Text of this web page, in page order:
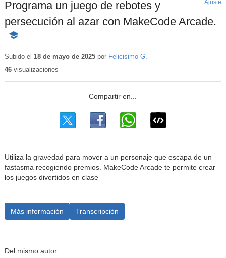
Programa un juego de rebotes y
persecución al azar con MakeCode Arcade.
-
educativo
Ajuste
Subido el 18 de mayo de 2025por Felicisimo G.
46visualizaciones
Utiliza la gravedad para mover a un personaje que escapa de un
fastasma recogiendo premios. MakeCode Arcade te permite crear
los juegos divertidos en clase
Más información Transcripción
Del mismo autor…